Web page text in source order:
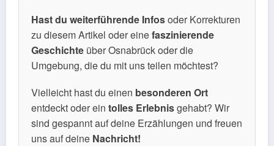
Hast du weiterführende Infosoder Korrekturen
zu diesem Artikel oder einefaszinierende
Geschichte über Osnabrück oder die
Umgebung, die du mit uns teilen möchtest?
Vielleicht hast du einen besonderen Ort
entdeckt oder ein tolles Erlebnisgehabt? Wir
sind gespannt auf deine Erzählungen und freuen
uns auf deine Nachricht!